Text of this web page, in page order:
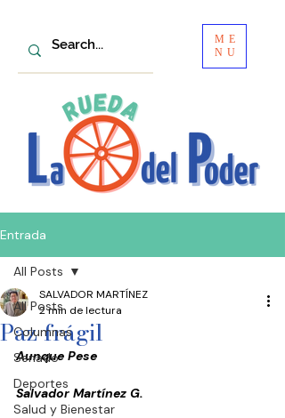
ME
NU
Entrada
All Posts
Columnas
Senado
Deportes
Salud y Bienestar
All Posts
Paz frágil
SALVADOR MARTÍNEZ
2 min de lectura
Aunque Pese
Salvador Martínez G.